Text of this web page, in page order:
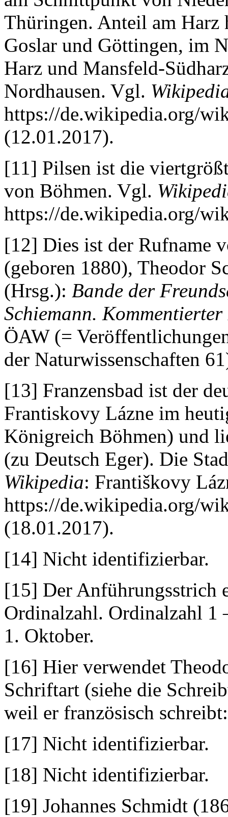
Thüringen. Anteil am Harz
Goslar und Göttingen, im
Harz und Mansfeld-
Nordhausen. Vgl.
https://de.wikipedia.org/
(12.01.2017).
[11] Pilsen ist die
von Böhmen. Vgl.
https://de.wikipedia.org/
[12] Dies ist der Rufname
(geboren 1880), Theodor
(Hrsg.): Bande der
Schiemann.
ÖAW (=
der Naturwissenschaften
[13] Franzensbad ist der
Frantiskovy Lázne im
Königreich Böhmen) und
(zu Deutsch Eger). Die
Wikipedia: Františkovy
https://de.wikipedia.org/
(18.01.2017).
[14] Nicht identifizierbar.
[15] Der Anführungsstrich
Ordinalzahl. Ordinalzahl 1
1. Oktober.
[16] Hier verwendet
Schriftart (siehe die
weil er französisch
[17] Nicht identifizierbar.
[18] Nicht identifizierbar.
[19] Johannes Schmidt